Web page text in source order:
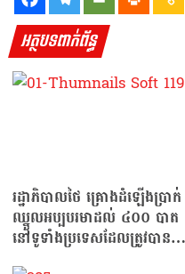
អត្ថបទពាក់ព័ន្ធ
រដ្ឋាភិបាលថៃ គ្រោងដំឡើងប្រាក់
ឈ្នួលអប្បបរមាដល់ ៤០០ បាត
នៅទូទាំងប្រទេសដែលត្រូវបានគេ
ចាត់ទុកថាជារឿងស្មានមិនដល់!